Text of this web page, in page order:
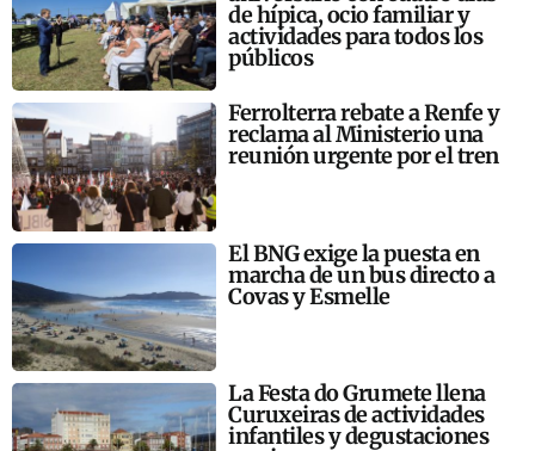
de hípica, ocio familiar y
actividades para todos los
públicos
Ferrolterra rebate a Renfe y
reclama al Ministerio una
reunión urgente por el tren
El BNG exige la puesta en
marcha de un bus directo a
Covas y Esmelle
La Festa do Grumete llena
Curuxeiras de actividades
infantiles y degustaciones